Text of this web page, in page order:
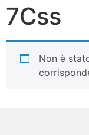
7Css
Non è